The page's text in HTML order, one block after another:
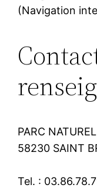
(Navigation
PARC
58230 SAINT
Tel. :